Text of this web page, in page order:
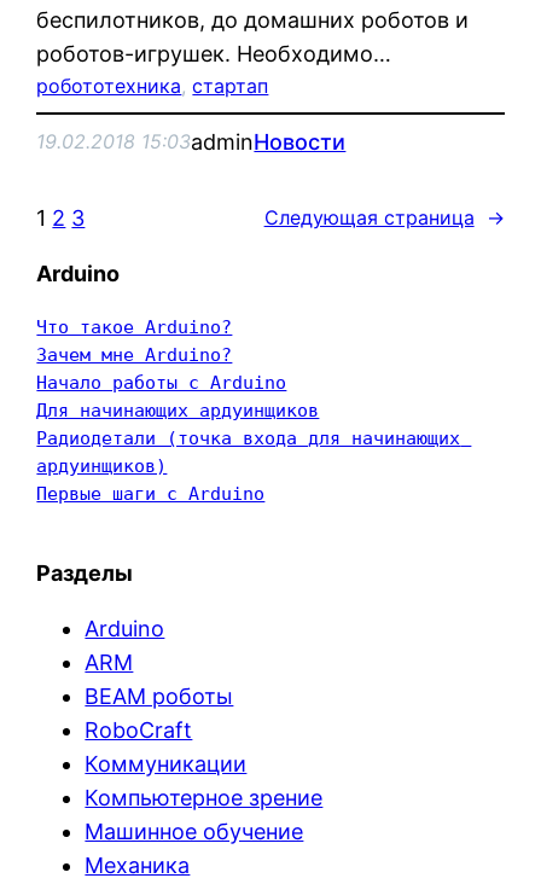
беспилотников, до домашних роботов и
роботов-игрушек. Необходимо…
робототехника, стартап
19.02.2018 15:03adminНовости
1 2 3 Следующая страница →
Arduino
Что такое Arduino?
Зачем мне Arduino?
Начало работы с Arduino
Для начинающих ардуинщиков
Радиодетали (точка входа для начинающих
ардуинщиков)
Первые шаги с Arduino
Разделы
Arduino
ARM
BEAM роботы
RoboCraft
Коммуникации
Компьютерное зрение
Машинное обучение
Механика